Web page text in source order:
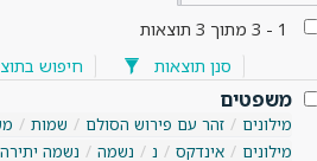
1
-
3 מתוך 3 תוצאות
סנן תוצאות
חיפוש
משפטים
מילונים זהר עם פירוש הסולם שמות
מילונים
אינדקס נ נשמה נשמה יתירה